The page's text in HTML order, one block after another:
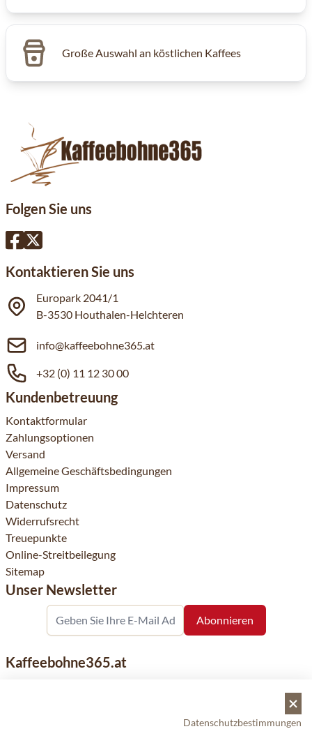
Große Auswahl an köstlichen Kaffees
Folgen Sie uns
Kontaktieren Sie uns
Europark 2041/1
B-3530 Houthalen-Helchteren
info@kaffeebohne365.at
+32 (0) 11 12 30 00
Kundenbetreuung
Kontaktformular
Zahlungsoptionen
Versand
Allgemeine Geschäftsbedingungen
Impressum
Datenschutz
Widerrufsrecht
Treuepunkte
Online-Streitbeilegung
Sitemap
Unser Newsletter
Kaffeebohne365.at
bekannter nationaler und internationaler Marken ist eine
Datenschutzbestimmungen